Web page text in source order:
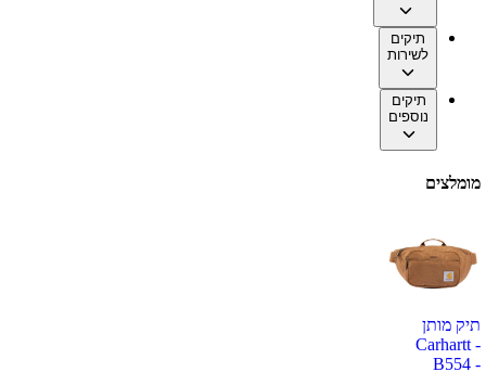
תיקים
לשירות
תיקים
נוספים
מומלצים
תיק מותן
Carhartt -
B554 -